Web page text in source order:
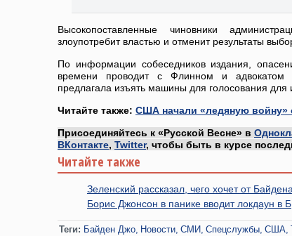
Высокопоставленные чиновники
злоупотребит властью и отменит результаты
По информации собеседников издания,
времени проводит с Флинном и
предлагала изъять машины для голосования для
Читайте также: США начали «ледяную войну»
Присоединяйтесь к «Русской Весне» в
ВКонтакте, Twitter, чтобы быть в курсе
Читайте также
Зеленский рассказал, чего хочет от Байдена
Борис Джонсон в панике вводит локдаун в
Теги: Байден Джо Новости СМИ Спецслужбы США